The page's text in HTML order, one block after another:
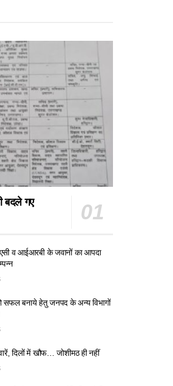
बदले गए
व आईआरबी के जवानों का आपदा
बनाये हेतु जनपद के अन्य विभागों
दिलों में खौफ… जोशीमठ ही नहीं